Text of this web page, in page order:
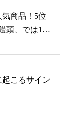
商品！5位
頭、では1位
起こるサイン